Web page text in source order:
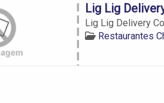
Lig Lig
Lig Lig Delivery
Restaurantes